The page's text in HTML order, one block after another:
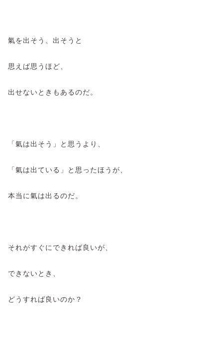
氣を出そう、出そうと
思えば思うほど、
出せないときもあるのだ。
「氣は出そう」と思うより、
「氣は出ている」と思ったほうが、
本当に氣は出るのだ。
それがすぐにできれば良いが、
できないとき、
どうすれば良いのか？